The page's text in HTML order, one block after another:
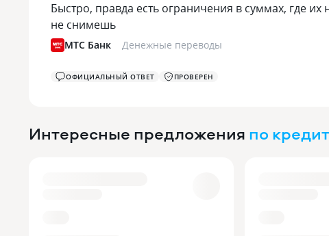
Быстро, правда есть ограничения в суммах, где
не снимешь
МТС Банк Денежные переводы
ОФИЦИАЛЬНЫЙ ОТВЕТ ПРОВЕРЕН
Интересные предложения по